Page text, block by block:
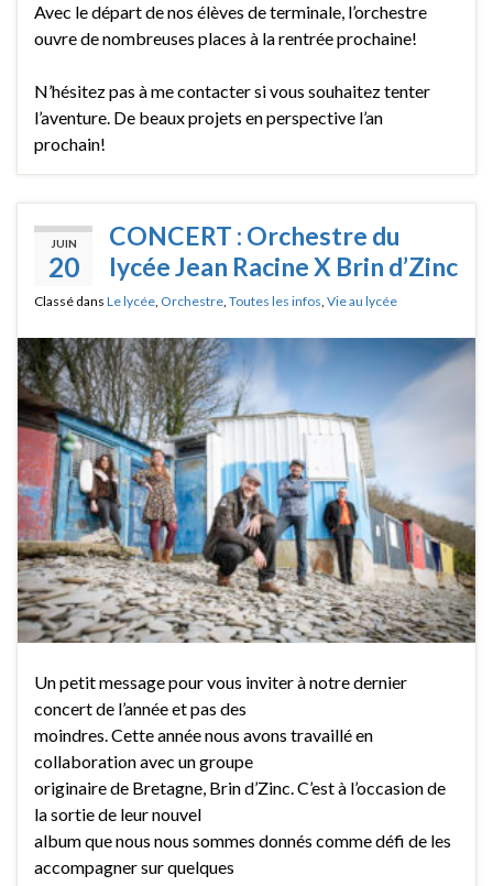
Avec le départ de nos élèves de terminale, l’orchestre
ouvre de nombreuses places à la rentrée prochaine!
N’hésitez pas à me contacter si vous souhaitez tenter
l’aventure. De beaux projets en perspective l’an
prochain!
JUIN
20
CONCERT : Orchestre du
lycée Jean Racine X Brin d’Zinc
Classé dans Le lycée, Orchestre, Toutes les infos, Vie au lycée
Un petit message pour vous inviter à notre dernier
concert de l’année et pas des
moindres. Cette année nous avons travaillé en
collaboration avec un groupe
originaire de Bretagne, Brin d’Zinc. C’est à l’occasion de
la sortie de leur nouvel
album que nous nous sommes donnés comme défi de les
accompagner sur quelques